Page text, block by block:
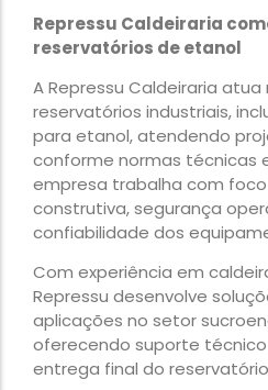
Repressu Caldeiraria
reservatórios de etanol
A Repressu Caldeiraria
reservatórios industriais,
para etanol, atendendo
conforme normas técnicas
empresa trabalha com
construtiva, segurança
confiabilidade dos
Com experiência em
Repressu desenvolve
aplicações no setor
oferecendo suporte
entrega final do